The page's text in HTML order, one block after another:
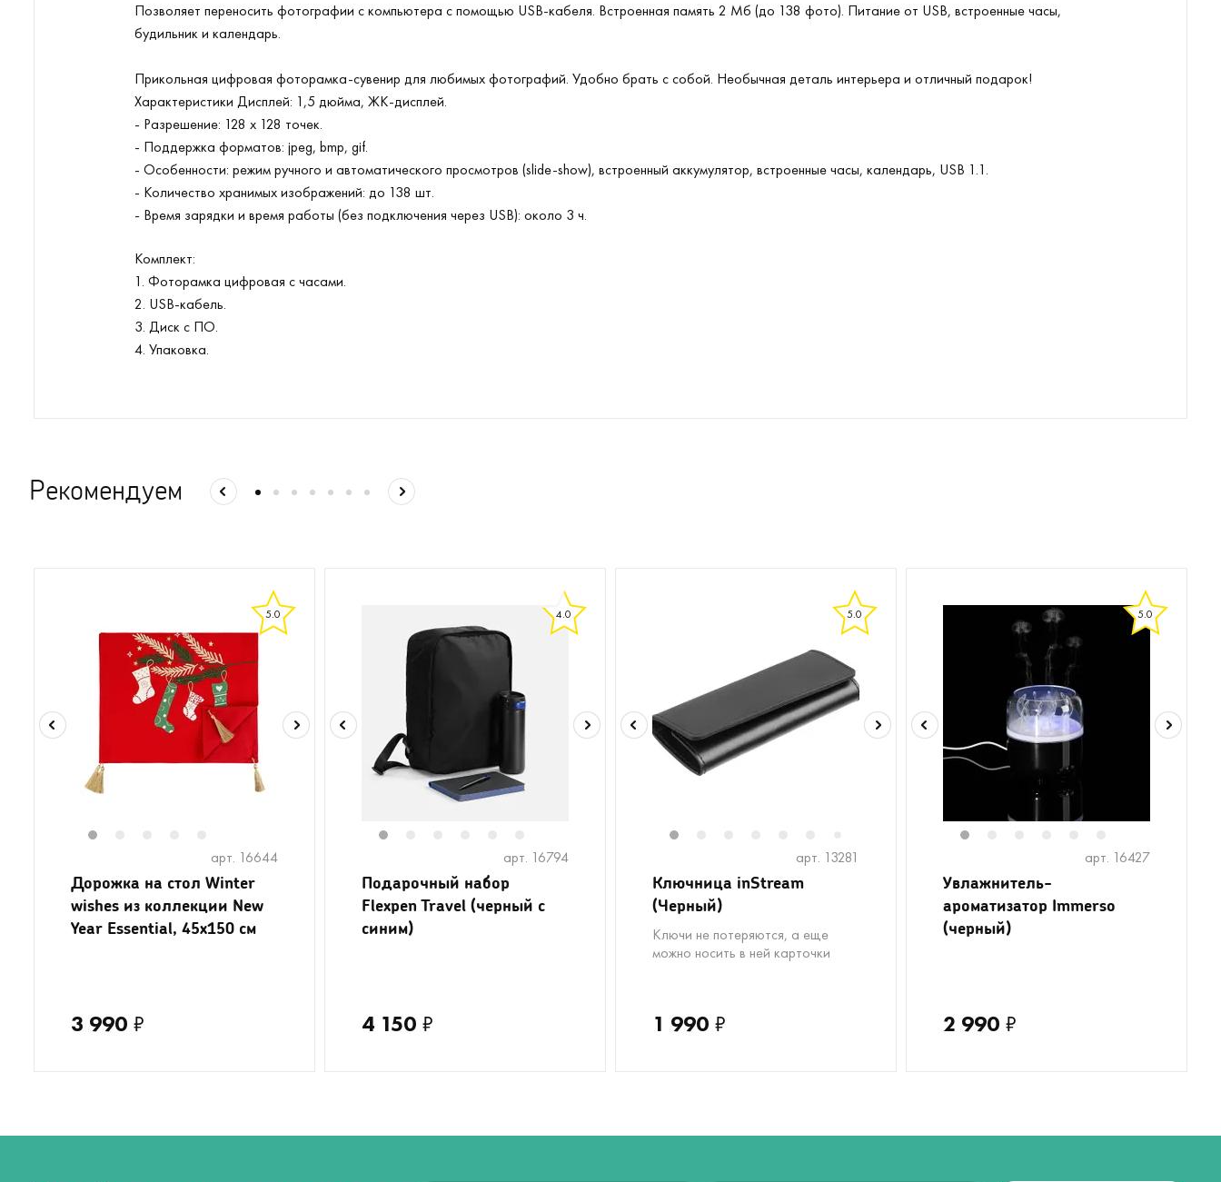
Позволяет переносить фотографии с компьютера с помощью USB-кабеля. Встроенная память 2 Мб (до 138 фото). Питание от USB, встроенные часы,
будильник и календарь.
Прикольная цифровая фоторамка-сувенир для любимых фотографий. Удобно брать с собой. Необычная деталь интерьера и отличный подарок!
Характеристики Дисплей: 1,5 дюйма, ЖК-дисплей.
- Разрешение: 128 х 128 точек.
- Поддержка форматов: jpeg, bmp, gif.
- Особенности: режим ручного и автоматического просмотров (slide-show), встроенный аккумулятор, встроенные часы, календарь, USB 1.1.
- Количество хранимых изображений: до 138 шт.
- Время зарядки и время работы (без подключения через USB): около 3 ч.
Комплект:
1. Фоторамка цифровая с часами.
2. USB-кабель.
3. Диск с ПО.
4. Упаковка.
Рекомендуем
5.0
арт. 16644
Дорожка на стол Winter
wishes из коллекции New
Year Essential, 45х150 см
3 990 ₽
4.0
арт. 16794
Подарочный набор
Flexpen Travel (черный с
синим)
4 150 ₽
5.0
арт. 13281
Ключница inStream
(Черный)
Ключи не потеряются, а еще
можно носить в ней карточки
1 990 ₽
5.0
арт. 16427
Увлажнитель-
ароматизатор Immerso
(черный)
2 990 ₽